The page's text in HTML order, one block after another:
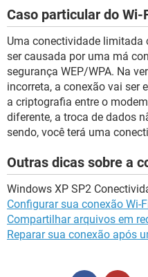
Caso particular do Wi-
Uma conectividade limitada
ser causada por uma má
segurança WEP/WPA. Na
incorreta, a conexão vai ser
a criptografia entre o
diferente, a troca de dados
sendo, você terá uma
Outras dicas sobre a
Windows XP SP2
Configurar sua conexão Wi-
Compartilhar arquivos em
Reparar sua conexão após